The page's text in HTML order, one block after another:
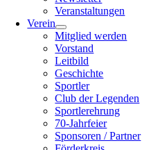
Veranstaltungen
Verein
Mitglied werden
Vorstand
Leitbild
Geschichte
Sportler
Club der Legenden
Sportlerehrung
70-Jahrfeier
Sponsoren / Partner